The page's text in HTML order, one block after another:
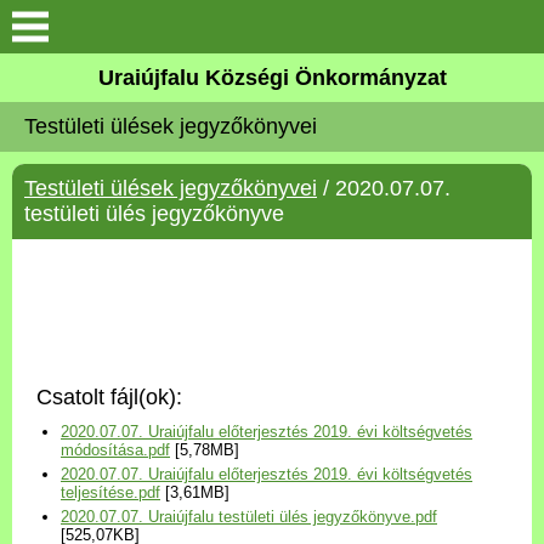
Köszöntő
Elérhetőségek
Uraiújfalu
Választási információk
Versenyképes Járások
Program
Uraiújfalu Községi Önkormányzat
Testületi ülések jegyzőkönyvei
Testületi ülések jegyzőkönyvei / 2020.07.07.
testületi ülés jegyzőkönyve
Csatolt fájl(ok):
2020.07.07. Uraiújfalu előterjesztés 2019. évi költségvetés
módosítása.pdf [5,78MB]
2020.07.07. Uraiújfalu előterjesztés 2019. évi költségvetés
teljesítése.pdf [3,61MB]
2020.07.07. Uraiújfalu testületi ülés jegyzőkönyve.pdf
[525,07KB]